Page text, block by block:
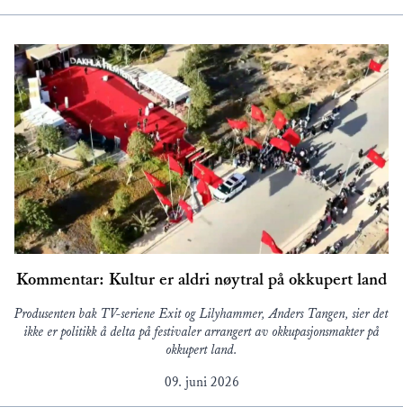
Kommentar: Kultur er aldri nøytral på okkupert land
Produsenten bak TV-seriene Exit og Lilyhammer, Anders Tangen, sier det
ikke er politikk å delta på festivaler arrangert av okkupasjonsmakter på
okkupert land.
09. juni 2026